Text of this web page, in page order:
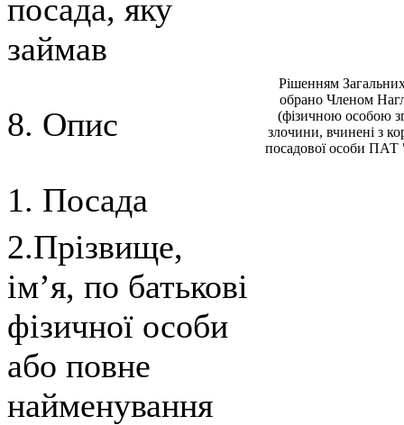
посада, яку
займав
8. Опис
Рiшенням
обрано Членом
(фiзичною особою
злочини, вчиненi з
посадової особи
1. Посада
2.Прізвище,
ім’я, по батькові
фізичної особи
або повне
найменування